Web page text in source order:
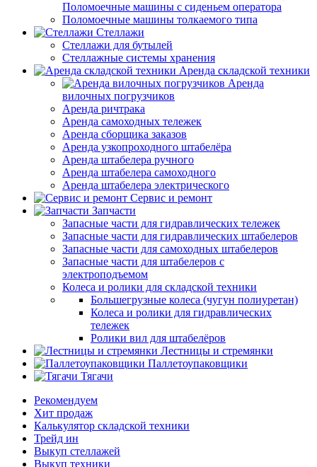
Поломоечные машины с сиденьем оператора
Поломоечные машины толкаемого типа
Стеллажи
Стеллажи для бутылей
Стеллажные системы хранения
Аренда складской техники
Аренда
вилочных погрузчиков
Аренда ричтрака
Аренда самоходных тележек
Аренда сборщика заказов
Аренда узкопроходного штабелёра
Аренда штабелера ручного
Аренда штабелера самоходного
Аренда штабелера электрического
Сервис и ремонт
Запчасти
Запасные части для гидравлических тележек
Запасные части для гидравлических штабелеров
Запасные части для самоходных штабелеров
Запасные части для штабелеров с
электроподъемом
Колеса и ролики для складской техники
Большегрузные колеса (чугун полиуретан)
Колеса и ролики для гидравлических
тележек
Ролики вил для штабелёров
Лестницы и стремянки
Паллетоупаковщики
Тягачи
Рекомендуем
Хит продаж
Калькулятор складской техники
Трейд ин
Выкуп стеллажей
Выкуп техники